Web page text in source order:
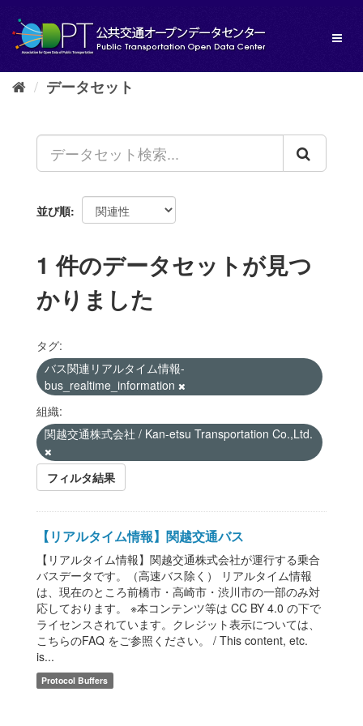
し
データセット
並び順
1 件のデータセットが見つ
かりました
タグ:
バス関連リアルタイム情報-
bus_realtime_information
組織:
関越交通株式会社 / Kan-etsu Transportation Co.,Ltd.
フィルタ結果
【リアルタイム情報】関越交通バス
【リアルタイム情報】関越交通株式会社が運行する乗合
バスデータです。（高速バス除く） リアルタイム情報
は、現在のところ前橋市・高崎市・渋川市の一部のみ対
応しております。 ※本コンテンツ等は CC BY 4.0 の下で
ライセンスされています。クレジット表示については、
こちらのFAQ をご参照ください。 / This content, etc.
is...
Protocol Buffers